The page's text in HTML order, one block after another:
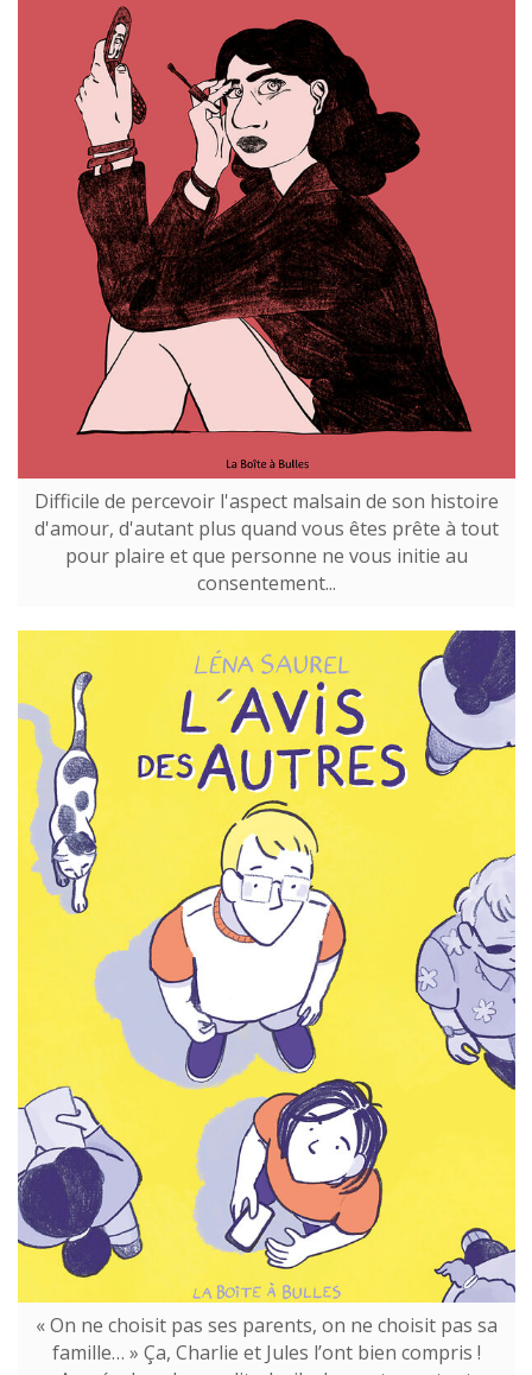
Difficile de percevoir l'aspect malsain de son histoire
d'amour, d'autant plus quand vous êtes prête à tout
pour plaire et que personne ne vous initie au
consentement...
« On ne choisit pas ses parents, on ne choisit pas sa
famille… » Ça, Charlie et Jules l’ont bien compris !